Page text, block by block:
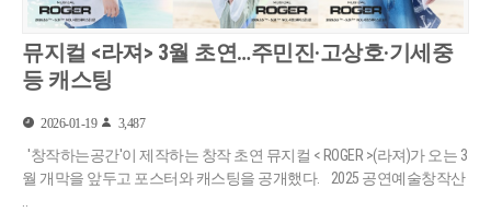
뮤지컬 <라져> 3월 초연…주민진·고상호·기세중
등 캐스팅
2026-01-19 3,487
월 개막을 앞두고 포스터와 캐스팅을 공개했다. 2025 공연예술창작산
..